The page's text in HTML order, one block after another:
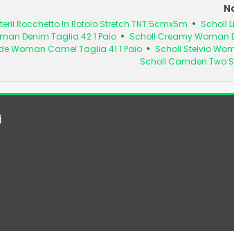
Rocchetto In Rotolo Stretch TNT 5cmx5m Scholl
Denim Taglia 42 1 Paio
Scholl Creamy Woman
Woman Camel Taglia 41 1 Paio
Scholl Stelvio
Scholl Camden Two